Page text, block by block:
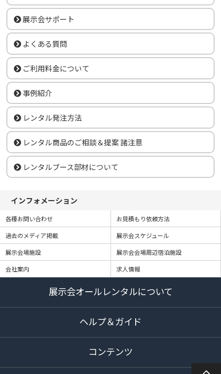
展示会サポート
よくある質問
ご利用料金について
事例紹介
レンタル発注方法
レンタル商品のご相談＆提案 諸注意
レンタルブース部材について
インフォメーション
各種お問い合わせ
お見積もり依頼方法
過去のメディア掲載
展示会スケジュール
展示会場施設
展示会会場周辺宿泊施設
会社案内
求人情報
展示会オールレンタルについて
ヘルプ＆ガイド
コンテンツ